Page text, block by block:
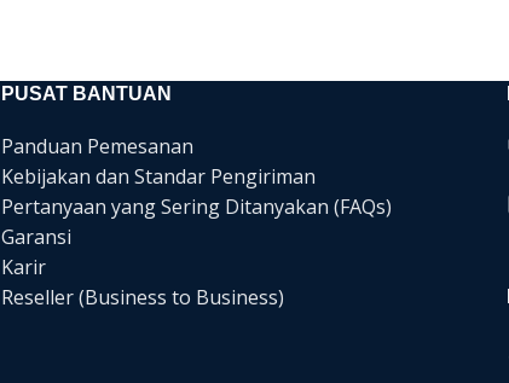
PUSAT BANTUAN
Panduan Pemesanan
Kebijakan dan Standar Pengiriman
Pertanyaan yang Sering Ditanyakan (FAQs)
Garansi
Karir
Reseller (Business to Business)